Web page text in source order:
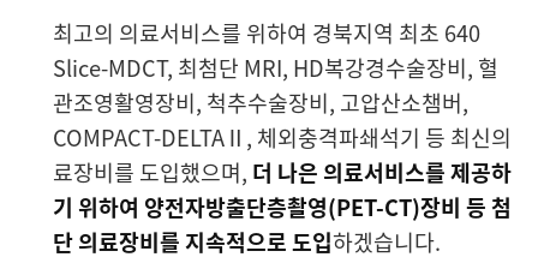
병원부서
최고의 의료서비스를 위하여 경북지역 최초 640
Slice-MDCT, 최첨단 MRI, HD복강경수술장비, 혈
관조영활영장비, 척추수술장비, 고압산소챔버,
COMPACT-DELTAⅡ, 체외충격파쇄석기 등 최신의
료장비를 도입했으며, 더 나은 의료서비스를 제공하
기 위하여 양전자방출단층촬영(PET-CT)장비 등 첨
단 의료장비를 지속적으로 도입하겠습니다.